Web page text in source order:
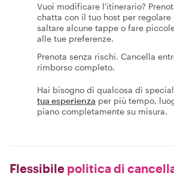
Vuoi modificare l'itinerario?
chatta con il tuo host per
saltare alcune tappe o fare
alle tue preferenze.
Prenota senza rischi. Cancella
rimborso completo.
Hai bisogno di qualcosa di
tua esperienza per più tempo,
piano completamente su misura.
Flessibile politica di